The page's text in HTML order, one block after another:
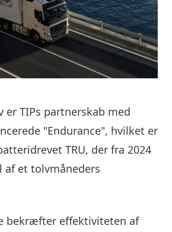
er TIPs partnerskab med
"Endurance", hvilket er
TRU, der fra 2024
af et tolvmåneders
bekræfter effektiviteten af